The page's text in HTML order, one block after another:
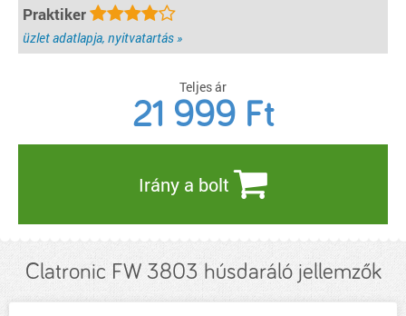
részletek...
Praktiker
üzlet adatlapja, nyitvatartás »
Teljes ár
21 999 Ft
Irány a bolt
Clatronic FW 3803 húsdaráló jellemzők